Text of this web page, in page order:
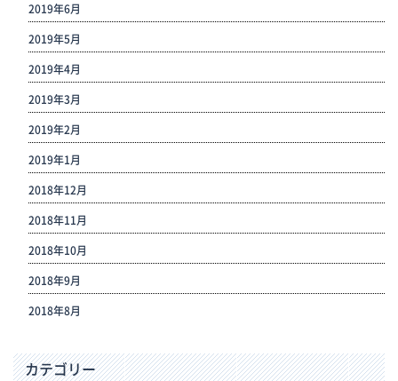
2019年6月
2019年5月
2019年4月
2019年3月
2019年2月
2019年1月
2018年12月
2018年11月
2018年10月
2018年9月
2018年8月
カテゴリー